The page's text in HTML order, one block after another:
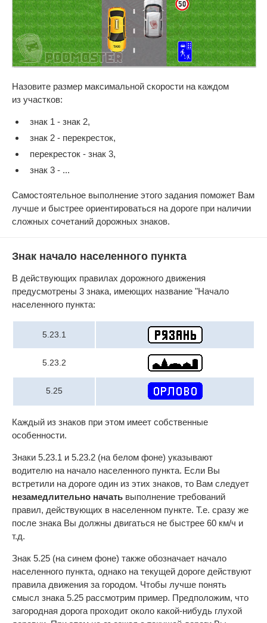
Назовите размер максимальной скорости на каждом
из участков:
знак 1 - знак 2,
знак 2 - перекресток,
перекресток - знак 3,
знак 3 - ...
Самостоятельное выполнение этого задания поможет Вам
лучше и быстрее ориентироваться на дороге при наличии
сложных сочетаний дорожных знаков.
Знак начало населенного пункта
В действующих правилах дорожного движения
предусмотрены 3 знака, имеющих название "Начало
населенного пункта:
5.23.1
5.23.2
5.25
Каждый из знаков при этом имеет собственные
особенности.
Знаки 5.23.1 и 5.23.2 (на белом фоне) указывают
водителю на начало населенного пункта. Если Вы
встретили на дороге один из этих знаков, то Вам следует
незамедлительно начать выполнение требований
правил, действующих в населенном пункте. Т.е. сразу же
после знака Вы должны двигаться не быстрее 60 км/ч и
т.д.
Знак 5.25 (на синем фоне) также обозначает начало
населенного пункта, однако на текущей дороге действуют
правила движения за городом. Чтобы лучше понять
смысл знака 5.25 рассмотрим пример. Предположим, что
загородная дорога проходит около какой-нибудь глухой